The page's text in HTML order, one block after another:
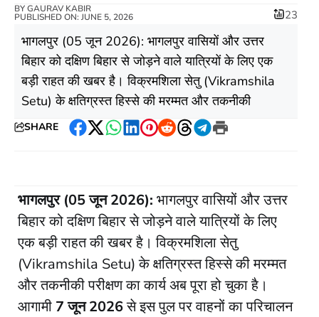
BYGAURAV KABIR
PUBLISHED ON: JUNE 5, 2026 23
​भागलपुर (05 जून 2026): भागलपुर वासियों और उत्तर
बिहार को दक्षिण बिहार से जोड़ने वाले यात्रियों के लिए एक
बड़ी राहत की खबर है। विक्रमशिला सेतु (Vikramshila
Setu) के क्षतिग्रस्त हिस्से की मरम्मत और तकनीकी
SHARE
Facebook
Twitter
WhatsApp
LinkedIn
Pinterest
RedditThreads
Telegram
Print
भागलपुर (05 जून 2026): भागलपुर वासियों और उत्तर
बिहार को दक्षिण बिहार से जोड़ने वाले यात्रियों के लिए
एक बड़ी राहत की खबर है। विक्रमशिला सेतु
(Vikramshila Setu) के क्षतिग्रस्त हिस्से की मरम्मत
और तकनीकी परीक्षण का कार्य अब पूरा हो चुका है।
आगामी 7 जून 2026से इस पुल पर वाहनों का परिचालन